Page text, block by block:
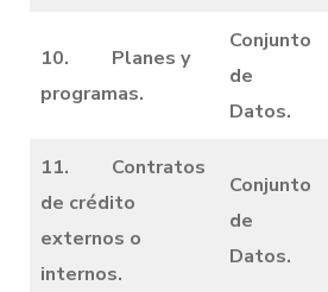
10. Planes y
programas.
Conjunto
de
Datos.
11. Contratos
de crédito
externos o
internos.
Conjunto
de
Datos.